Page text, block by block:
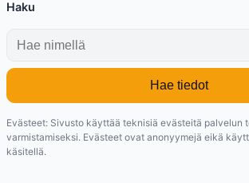
Haku
Hae tiedot
Evästeet: Sivusto käyttää teknisiä evästeitä palvelun
varmistamiseksi. Evästeet ovat anonyymejä eikä
käsitellä.